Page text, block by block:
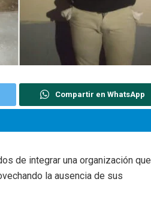
Compartir en WhatsApp
de integrar una organización que
la ausencia de sus